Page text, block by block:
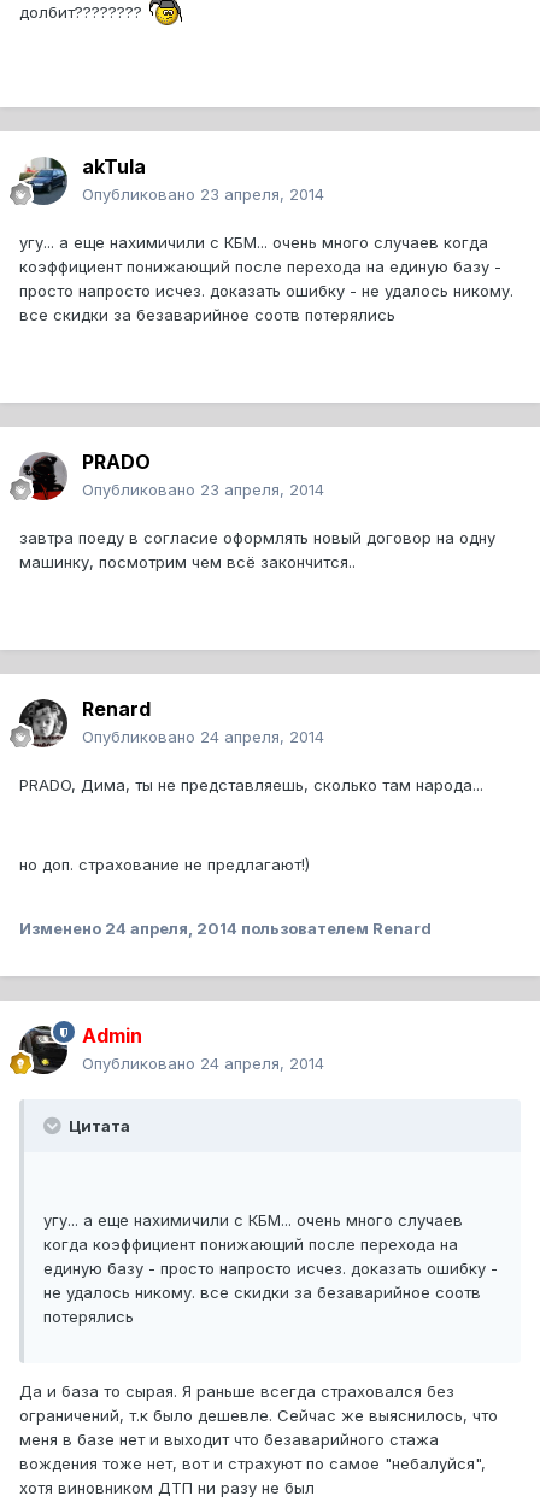
долбит????????
akTula
Опубликовано 23 апреля, 2014
угу... а еще нахимичили с КБМ... очень много случаев когда
коэффициент понижающий после перехода на единую базу -
просто напросто исчез. доказать ошибку - не удалось никому.
все скидки за безаварийное соотв потерялись
PRADO
Опубликовано 23 апреля, 2014
завтра поеду в согласие оформлять новый договор на одну
машинку, посмотрим чем всё закончится..
Renard
Опубликовано 24 апреля, 2014
PRADO, Дима, ты не представляешь, сколько там народа...
но доп. страхование не предлагают!)
Изменено 24 апреля, 2014 пользователем Renard
Admin
Опубликовано 24 апреля, 2014
Цитата
угу... а еще нахимичили с КБМ... очень много случаев
когда коэффициент понижающий после перехода на
единую базу - просто напросто исчез. доказать ошибку -
не удалось никому. все скидки за безаварийное соотв
потерялись
Да и база то сырая. Я раньше всегда страховался без
ограничений, т.к было дешевле. Сейчас же выяснилось, что
меня в базе нет и выходит что безаварийного стажа
вождения тоже нет, вот и страхуют по самое "небалуйся",
хотя виновником ДТП ни разу не был